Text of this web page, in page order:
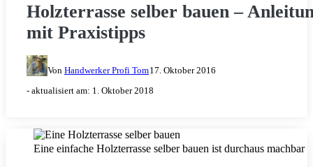
Holzterrasse selber bauen –
mit Praxistipps
Von Handwerker Profi Tom17. Oktober 2016
- aktualisiert am: 1. Oktober 2018
Eine einfache Holzterrasse selber bauen ist durchaus machbar